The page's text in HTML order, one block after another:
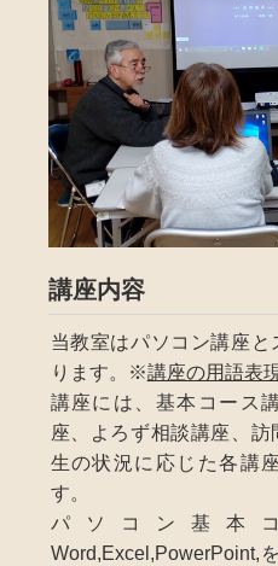
講座内容
当教室はパソコン講座
ります。※講座の用語表
講座には、基本コース
座、よろず相談講座、
生の状況に応じた各講
す。
パソコン基本
Word,Excel,PowerPoint,